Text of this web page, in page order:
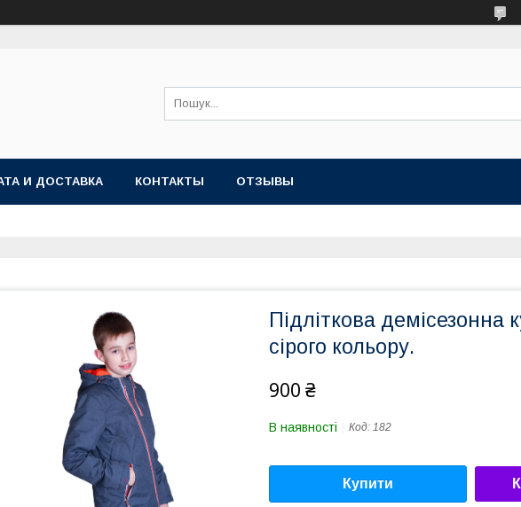
И ДОСТАВКА КОНТАКТЫ ОТЗЫВЫ
Підліткова демісезонна
сірого кольору.
900 ₴
В наявності Код: 182
Купити